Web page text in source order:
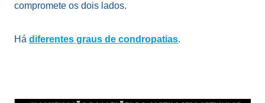
compromete os dois lados.
Há diferentes graus de condropatias.